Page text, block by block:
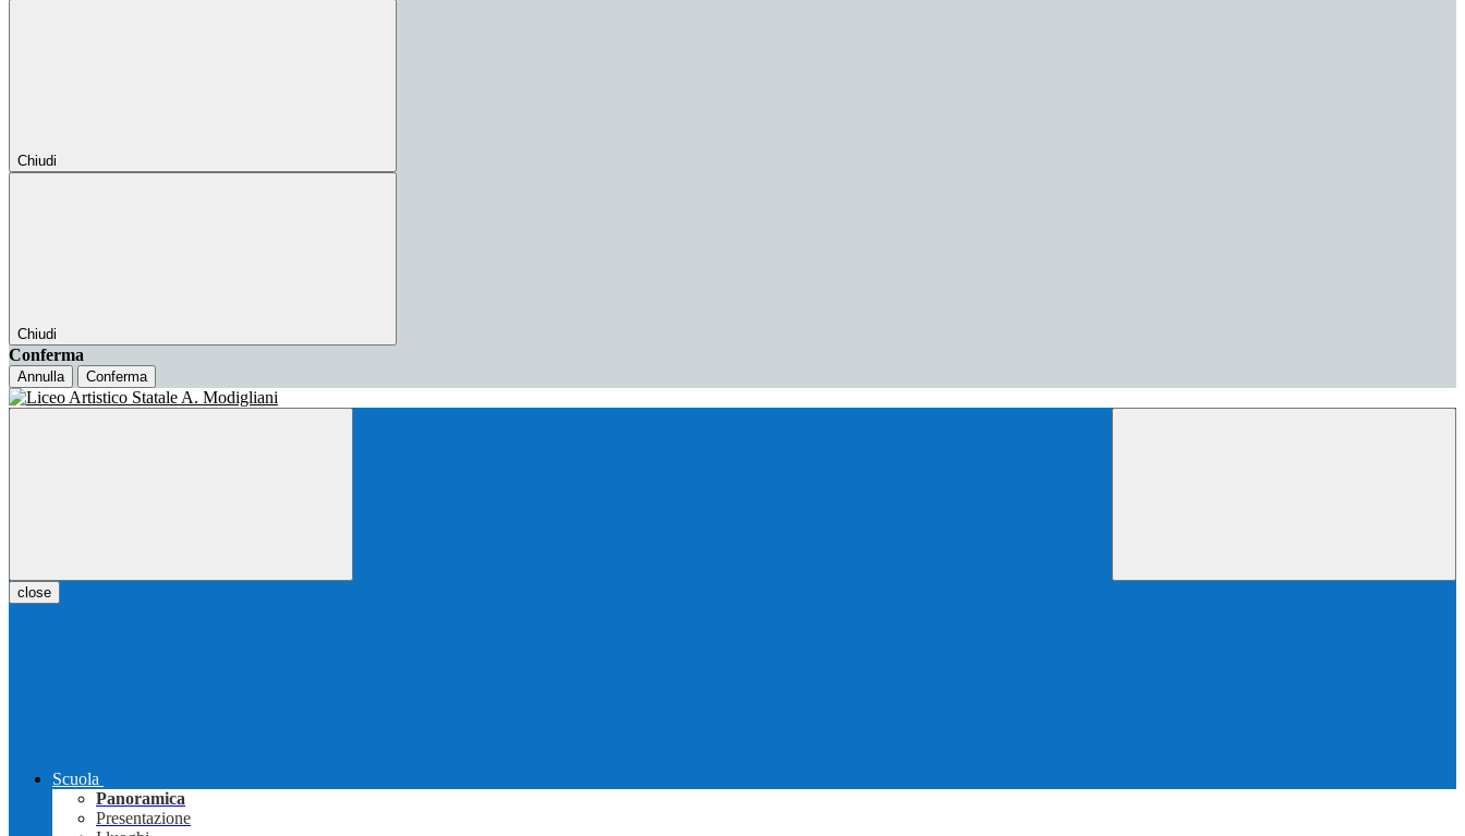
Chiudi
Chiudi
Conferma
Annulla Conferma
close
Scuola
Panoramica
Presentazione